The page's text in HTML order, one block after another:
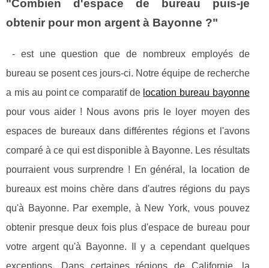
"Combien d'espace de bureau puis-je
obtenir pour mon argent à Bayonne ?"
- est une question que de nombreux employés de
bureau se posent ces jours-ci. Notre équipe de recherche
a mis au point ce comparatif de location bureau bayonne
pour vous aider ! Nous avons pris le loyer moyen des
espaces de bureaux dans différentes régions et l'avons
comparé à ce qui est disponible à Bayonne. Les résultats
pourraient vous surprendre ! En général, la location de
bureaux est moins chère dans d'autres régions du pays
qu'à Bayonne. Par exemple, à New York, vous pouvez
obtenir presque deux fois plus d'espace de bureau pour
votre argent qu'à Bayonne. Il y a cependant quelques
exceptions. Dans certaines régions de Californie, la